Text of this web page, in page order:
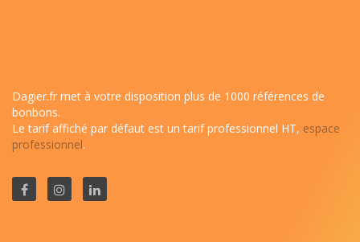
Dagier.fr met à votre disposition plus de 1000 références de
bonbons.
Le tarif affiché par défaut est un tarif professionnel HT, espace
professionnel.